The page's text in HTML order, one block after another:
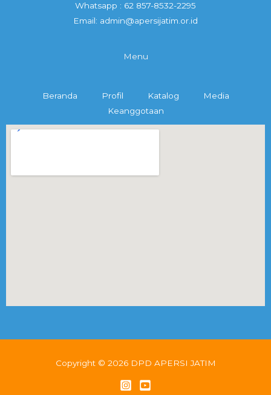
Whatsapp : 62 857-8532-2295
Email: admin@apersijatim.or.id
Menu
Beranda Profil Katalog
Media
Keanggotaan
Copyright © 2026 DPD APERSI JATIM